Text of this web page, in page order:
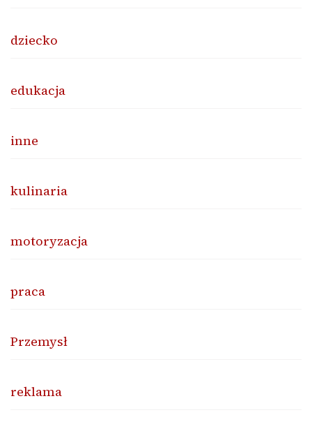
dziecko
edukacja
inne
kulinaria
motoryzacja
praca
Przemysł
reklama